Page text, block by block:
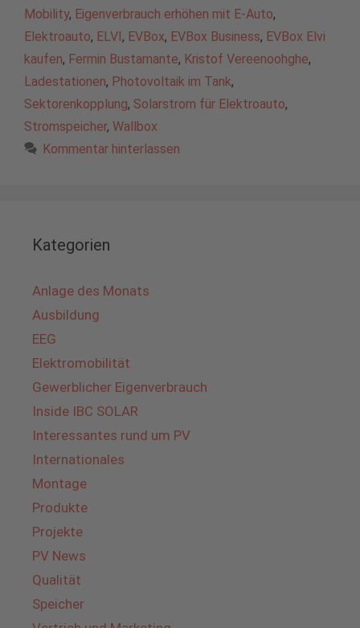
Mobility, Eigenverbrauch erhöhen mit E-Auto,
Elektroauto, ELVI, EVBox, EVBox Business, EVBox Elvi
kaufen, Fermin Bustamante, Kristof Vereenoohghe,
Ladestationen, Photovoltaik im Tank,
Sektorenkopplung, Solarstrom für Elektroauto,
Stromspeicher, Wallbox
Kommentar hinterlassen
Kategorien
Anlage des Monats
Ausbildung
EEG
Elektromobilität
Gewerblicher Eigenverbrauch
Inside IBC SOLAR
Interessantes rund um PV
Internationales
Montage
Produkte
Projekte
PV News
Qualität
Speicher